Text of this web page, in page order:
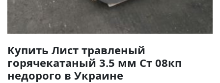
Купить Лист травленый
горячекатаный 3.5 мм Ст 08кп
недорого в Украине